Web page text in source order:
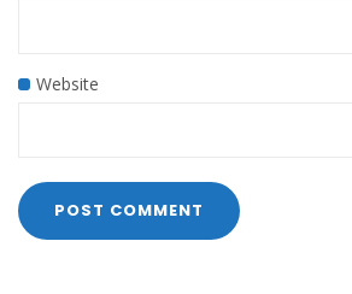
Website